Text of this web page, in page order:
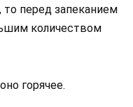
то перед запеканием
количеством
горячее.